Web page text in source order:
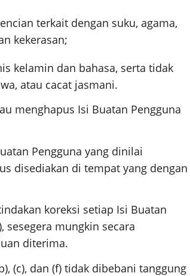
terkait dengan suku, agama,
kekerasan;
kelamin dan bahasa, serta tidak
atau cacat jasmani.
menghapus Isi Buatan Pengguna
Pengguna yang dinilai
disediakan di tempat yang dengan
koreksi setiap Isi Buatan
sesegera mungkin secara
diterima.
(c), dan (f) tidak dibebani tanggung